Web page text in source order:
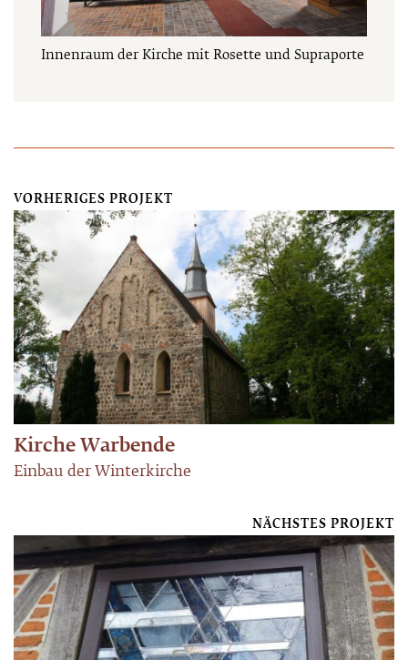
Innenraum der Kirche mit Rosette und Supraporte
VORHERIGES PROJEKT
Kirche Warbende
Einbau der Winterkirche
NÄCHSTES PROJEKT